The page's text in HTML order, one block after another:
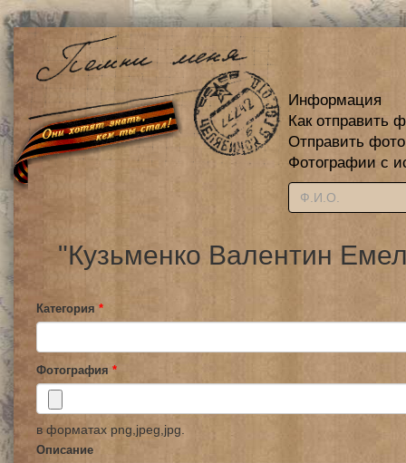
Информация
Как отправить
Отправить
Фотографии с
"Кузьменко Валентин
Категория *
Фотография *
в форматах png,jpeg,jpg.
Описание